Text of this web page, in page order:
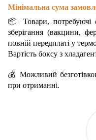
Мінімальна сума
📦 Товари, потребуючі
зберігання (вакцини,
повній передплаті у
Вартість боксу з
💰 Можливий
при отриманні.